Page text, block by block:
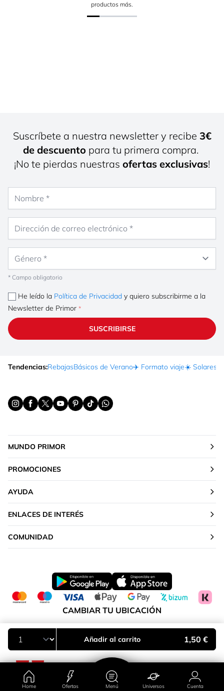
Home Ofertas Menú Universos Cuenta
Añadir al carrito 1,50 €
productos más.
Suscríbete a nuestra newsletter y recibe 3€
de descuento para tu primera compra.
¡No te pierdas nuestras ofertas exclusivas!
* Campo obligatorio
He leído la Política de Privacidad y quiero subscribirme a la
Newsletter de Primor
SUSCRIBIRSE
Tendencias:RebajasBásicos de Verano✈️ Formato viaje☀️ Solares
MUNDO PRIMOR
PROMOCIONES
AYUDA
ENLACES DE INTERÉS
COMUNIDAD
CAMBIAR TU UBICACIÓN
Península y Baleares